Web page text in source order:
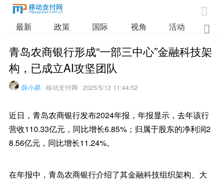

最新 政策 国际 视角 活动 业

青岛农商银行形成“一部三中心”金融科技架
构，已成立AI攻坚团队
薛小易 移动支付网 2025/5/12 11:44:52
近日，青岛农商银行发布2024年报，年报显示，去年该行
营收110.33亿元，同比增长6.85%；归属于股东的净利润2
8.56亿元，同比增长11.24%。
在年报中，青岛农商银行介绍了其金融科技组织架构、大